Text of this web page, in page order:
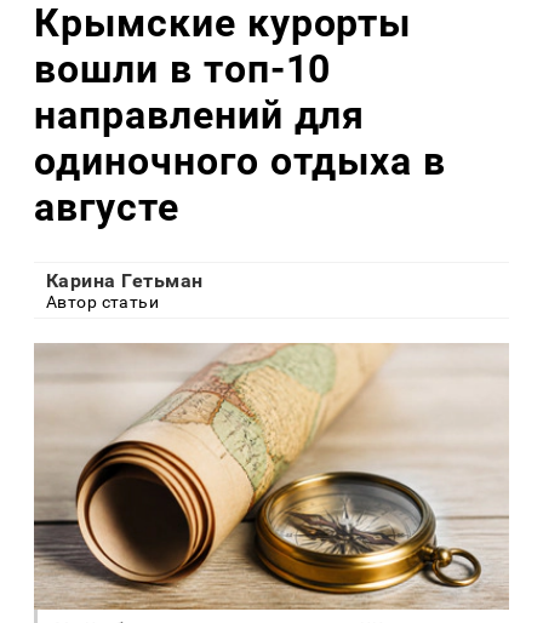
Крымские курорты
вошли в топ-10
направлений для
одиночного отдыха в
августе
Карина Гетьман
Автор статьи